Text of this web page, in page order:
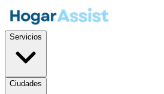
Servicios
Ciudades